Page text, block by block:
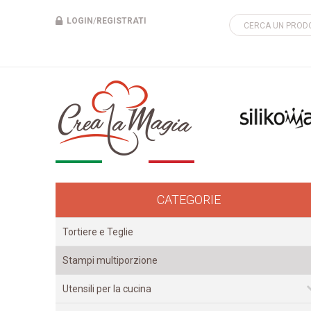
LOGIN/REGISTRATI
CATEGORIE
Tortiere e Teglie
Stampi multiporzione
Utensili per la cucina